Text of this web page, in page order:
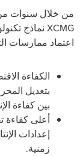
من خلال سنوات
XCMG نماذج
اعتماد ممارسات
الكفاءة
بتعديل
بين كفاءة
أعلى كفاءة
إعدادات
زمنية.